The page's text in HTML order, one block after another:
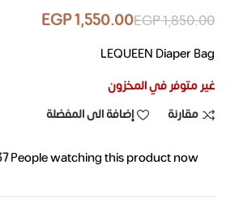
1,850.00
EGP
1,550.00
EGP
LEQUEEN Diaper Bag
غير متوفر في المخزون
مقارنة
إضافة الى المفضلة
People watching this product now!